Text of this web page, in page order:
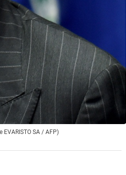
SA / AFP)